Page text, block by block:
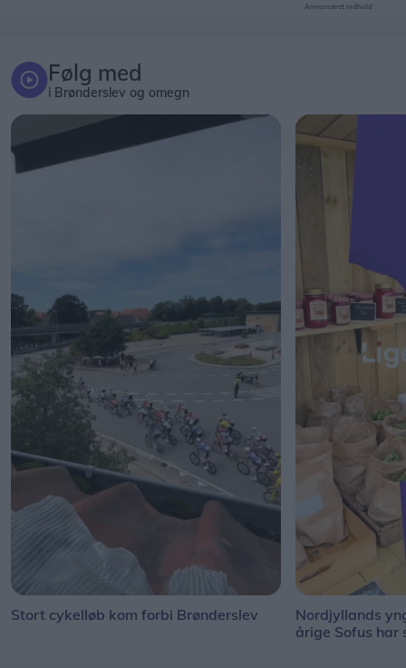
Annonceret indhold
Følg med
i Brønderslev og omegn
Stort cykelløb kom forbi Brønderslev
Nordjyllands
årige Sofus har